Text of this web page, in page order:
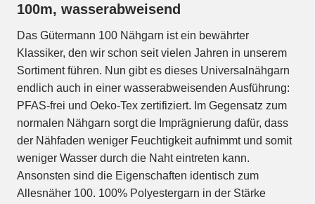
100m, wasserabweisend
Das Gütermann 100 Nähgarn ist ein bewährter
Klassiker, den wir schon seit vielen Jahren in unserem
Sortiment führen. Nun gibt es dieses Universalnähgarn
endlich auch in einer wasserabweisenden Ausführung:
PFAS-frei und Oeko-Tex zertifiziert. Im Gegensatz zum
normalen Nähgarn sorgt die Imprägnierung dafür, dass
der Nähfaden weniger Feuchtigkeit aufnimmt und somit
weniger Wasser durch die Naht eintreten kann.
Ansonsten sind die Eigenschaften identisch zum
Allesnäher 100. 100% Polyestergarn in der Stärke